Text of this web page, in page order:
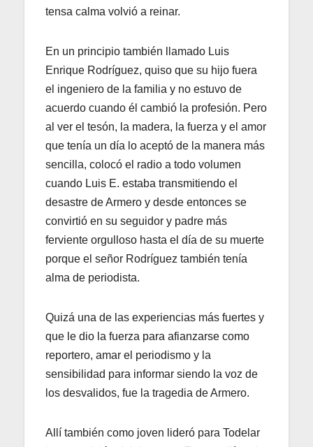
tensa calma volvió a reinar.
En un principio también llamado Luis
Enrique Rodríguez, quiso que su hijo fuera
el ingeniero de la familia y no estuvo de
acuerdo cuando él cambió la profesión. Pero
al ver el tesón, la madera, la fuerza y el amor
que tenía un día lo aceptó de la manera más
sencilla, colocó el radio a todo volumen
cuando Luis E. estaba transmitiendo el
desastre de Armero y desde entonces se
convirtió en su seguidor y padre más
ferviente orgulloso hasta el día de su muerte
porque el señor Rodríguez también tenía
alma de periodista.
Quizá una de las experiencias más fuertes y
que le dio la fuerza para afianzarse como
reportero, amar el periodismo y la
sensibilidad para informar siendo la voz de
los desvalidos, fue la tragedia de Armero.
Allí también como joven lideró para Todelar